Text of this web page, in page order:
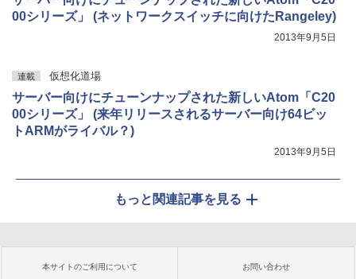
00シリーズ」 (ネットワークスイッチに向けたRangeley)
2013年9月5日
連載 仮想化道場
サーバー向けにチューンナップされた新しいAtom「C20
00シリーズ」 (来年リリースされるサーバー向け64ビッ
トARMがライバル？)
2013年9月5日
もっと関連記事を見る
本サイトのご利用について お問い合わせ